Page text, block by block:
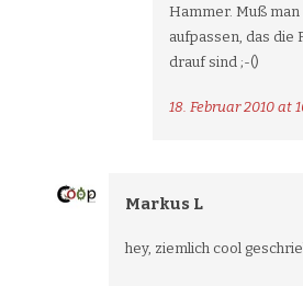
Hammer. Muß man
aufpassen, das die
drauf sind ;-()
18. Februar 2010 at
Markus L
hey, ziemlich cool